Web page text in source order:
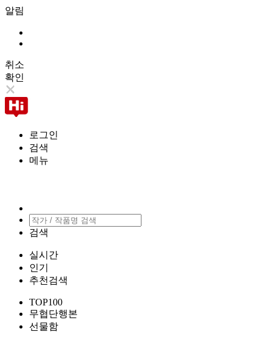
알림
취소
확인
로그인
검색
메뉴
검색
실시간
인기
추천검색
TOP100
무협단행본
선물함